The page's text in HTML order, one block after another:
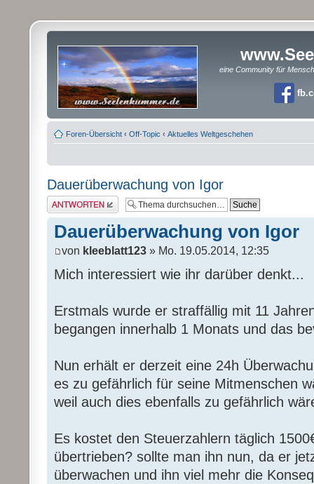
eine Community für
Foren-Übersicht ‹ Off-Topic ‹ Aktuelles Weltgeschehen
Dauerüberwachung von Igor
Antwort erstellen
Dauerüberwachung von Igor
von kleeblatt123 » Mo. 19.05.2014, 12:35
Mich interessiert wie ihr darüber denkt...
Erstmals wurde er straffällig mit 11
begangen innerhalb 1 Monats und das
Nun erhält er derzeit eine 24h
es zu gefährlich für seine Mitmenschen
weil auch dies ebenfalls zu gefährlich
Es kostet den Steuerzahlern täglich
übertrieben? sollte man ihn nun, da er
überwachen und ihn viel mehr die